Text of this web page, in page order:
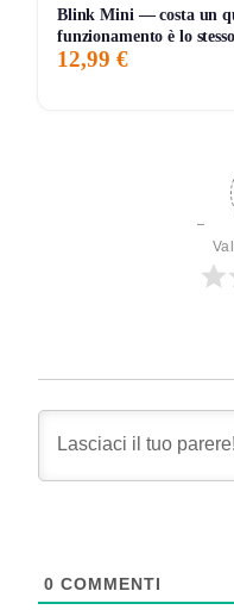
Blink Mini — costa un
funzionamento è lo stesso
12,99 €
0 COMMENTI